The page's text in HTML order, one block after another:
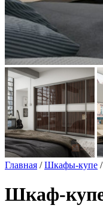
Главная /Шкафы-купе /
Шкаф-